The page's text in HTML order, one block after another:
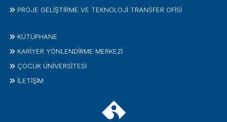
PROJE GELIŞTIRME VE TEKNOLOJI TRANSFER OFISI
KÜTÜPHANE
KARİYER YÖNLENDİRME MERKEZİ
ÇOCUK ÜNIVERSITESI
İLETIŞIM